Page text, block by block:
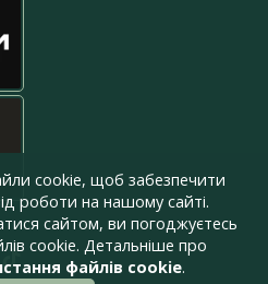
cookie, щоб забезпечити
роботи на нашому сайті.
сайтом, ви погоджуєтесь
cookie. Детальніше про
файлів cookie.